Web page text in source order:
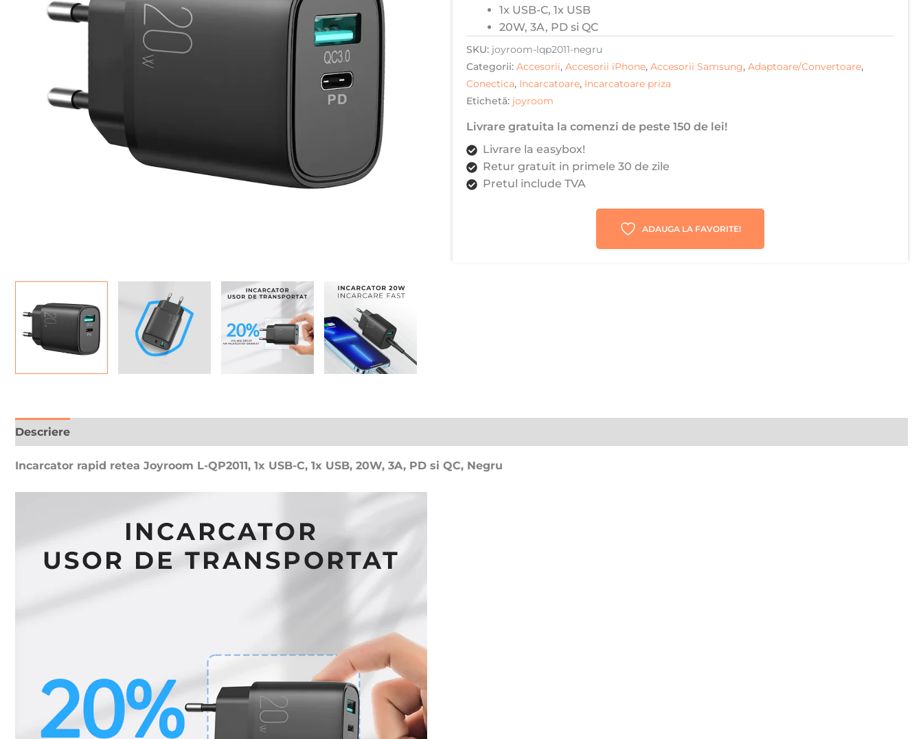
USB-
1x
USB,
20W,
3A,
si
QC,
Negru
1x USB-C, 1x USB
20W, 3A, PD si QC
SKU: joyroom-lqp2011-negru
Categorii: Accesorii, Accesorii iPhone, Accesorii Samsung, Adaptoare/Convertoare,
Conectica, Incarcatoare, Incarcatoare priza
Etichetă: joyroom
Livrare gratuita la comenzi de peste 150 de lei!
Livrare la easybox!
Retur gratuit in primele 30 de zile
Pretul include TVA
ADAUGA LA FAVORITE!
Descriere
Incarcator rapid retea Joyroom L-QP2011, 1x USB-C, 1x USB, 20W, 3A, PD si QC, Negru